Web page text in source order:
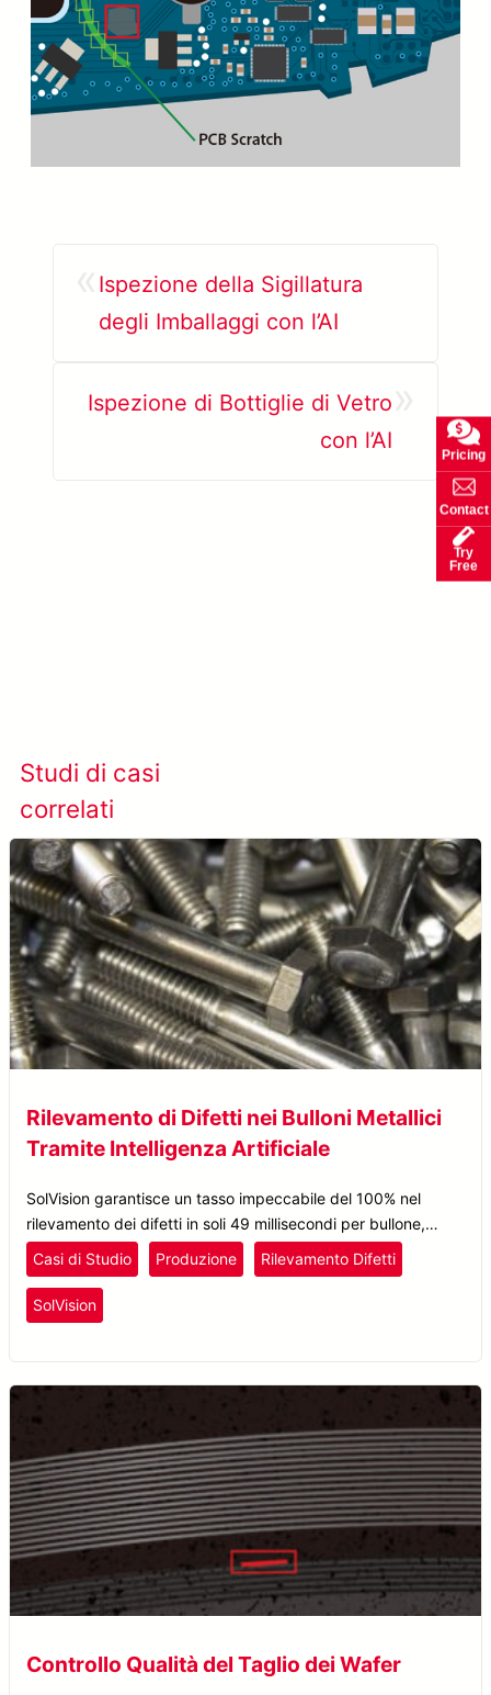
Ispezione della Sigillatura
degli Imballaggi con l’AI
Ispezione di Bottiglie di Vetro
con l’AI
Studi di casi
correlati
Rilevamento di Difetti nei Bulloni Metallici
Tramite Intelligenza Artificiale
SolVision garantisce un tasso impeccabile del 100% nel
rilevamento dei difetti in soli 49 millisecondi per bullone,
affrontando le sfide delle superfici riflettenti ed eliminando i
falsi negativi.
Casi di Studio Produzione Rilevamento Difetti
SolVision
Controllo Qualità del Taglio dei Wafer
Pricing
Contact
Try
Free